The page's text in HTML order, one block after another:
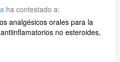
ha contestado a:
analgésicos orales para la
no esteroides,